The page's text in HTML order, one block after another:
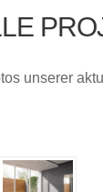
unserer